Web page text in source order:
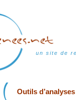
un site de
Outils d’analyses